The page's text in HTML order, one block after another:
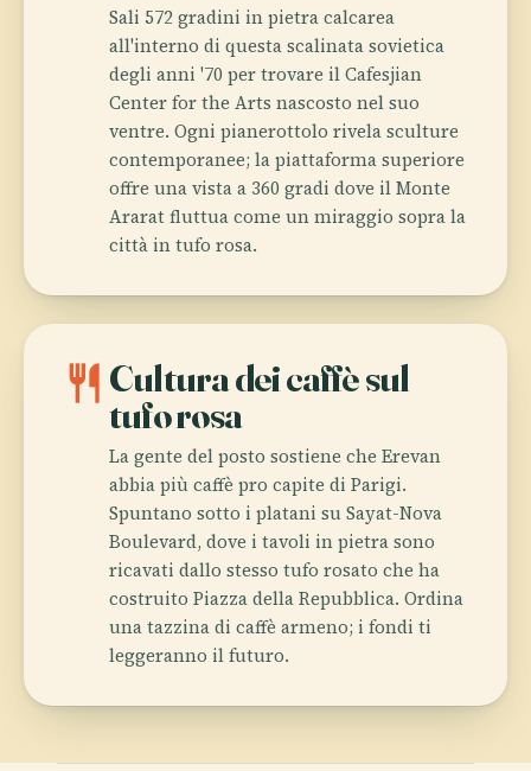
Sali 572 gradini in pietra calcarea
all'interno di questa scalinata sovietica
degli anni '70 per trovare il Cafesjian
Center for the Arts nascosto nel suo
ventre. Ogni pianerottolo rivela sculture
contemporanee; la piattaforma superiore
offre una vista a 360 gradi dove il Monte
Ararat fluttua come un miraggio sopra la
città in tufo rosa.
restaurant Cultura dei caffè sul
tufo rosa
La gente del posto sostiene che Erevan
abbia più caffè pro capite di Parigi.
Spuntano sotto i platani su Sayat-Nova
Boulevard, dove i tavoli in pietra sono
ricavati dallo stesso tufo rosato che ha
costruito Piazza della Repubblica. Ordina
una tazzina di caffè armeno; i fondi ti
leggeranno il futuro.